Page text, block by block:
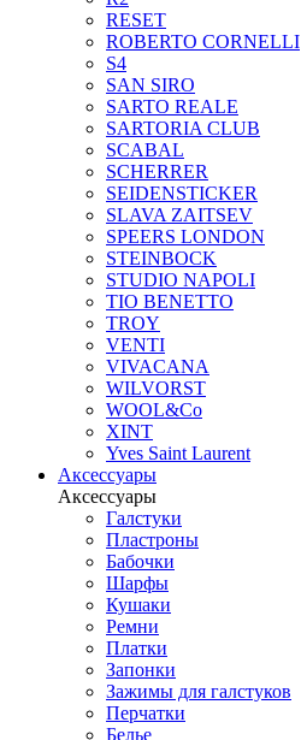
RESET
ROBERTO CORNELLI
S4
SAN SIRO
SARTO REALE
SARTORIA CLUB
SCABAL
SCHERRER
SEIDENSTICKER
SLAVA ZAITSEV
SPEERS LONDON
STEINBOCK
STUDIO NAPOLI
TIO BENETTO
TROY
VENTI
VIVACANA
WILVORST
WOOL&Co
XINT
Yves Saint Laurent
Аксессуары
Аксессуары
Галстуки
Пластроны
Бабочки
Шарфы
Кушаки
Ремни
Платки
Запонки
Зажимы для галстуков
Перчатки
Белье